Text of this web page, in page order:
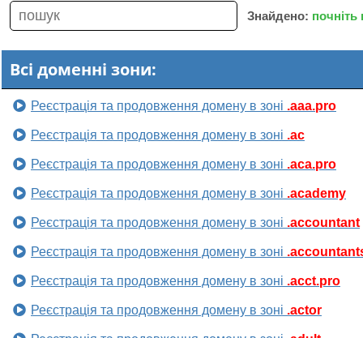
Знайдено:
Всі доменні зони:
Реєстрація та продовження домену в зоні .aaa.pro
Реєстрація та продовження домену в зоні .ac
Реєстрація та продовження домену в зоні .aca.pro
Реєстрація та продовження домену в зоні .academy
Реєстрація та продовження домену в зоні .accountant
Реєстрація та продовження домену в зоні
Реєстрація та продовження домену в зоні .acct.pro
Реєстрація та продовження домену в зоні .actor